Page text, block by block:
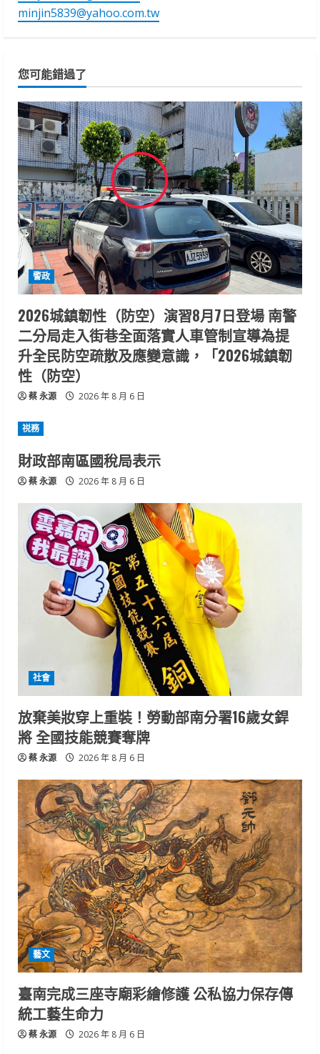
minjin5839@yahoo.com.tw
您可能錯過了
警政
2026城鎮韌性（防空）演習8月7日登場 南警
二分局走入街巷全面落實人車管制宣導為提
升全民防空疏散及應變意識，「2026城鎮韌
性（防空）
蔡 永源 2026 年 8 月 6 日
祱務
財政部南區國稅局表示
蔡 永源 2026 年 8 月 6 日
社會
放棄美妝穿上重裝！勞動部南分署16歲女銲
將 全國技能競賽奪牌
蔡 永源 2026 年 8 月 6 日
藝文
臺南完成三座寺廟彩繪修護 公私協力保存傳
統工藝生命力
蔡 永源 2026 年 8 月 6 日